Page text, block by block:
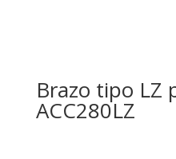
Brazo tipo LZ
ACC280LZ